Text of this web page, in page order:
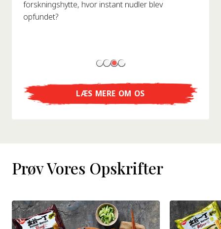
forskningshytte, hvor instant nudler blev
opfundet?
LÆS MERE OM OS
Prøv Vores Opskrifter